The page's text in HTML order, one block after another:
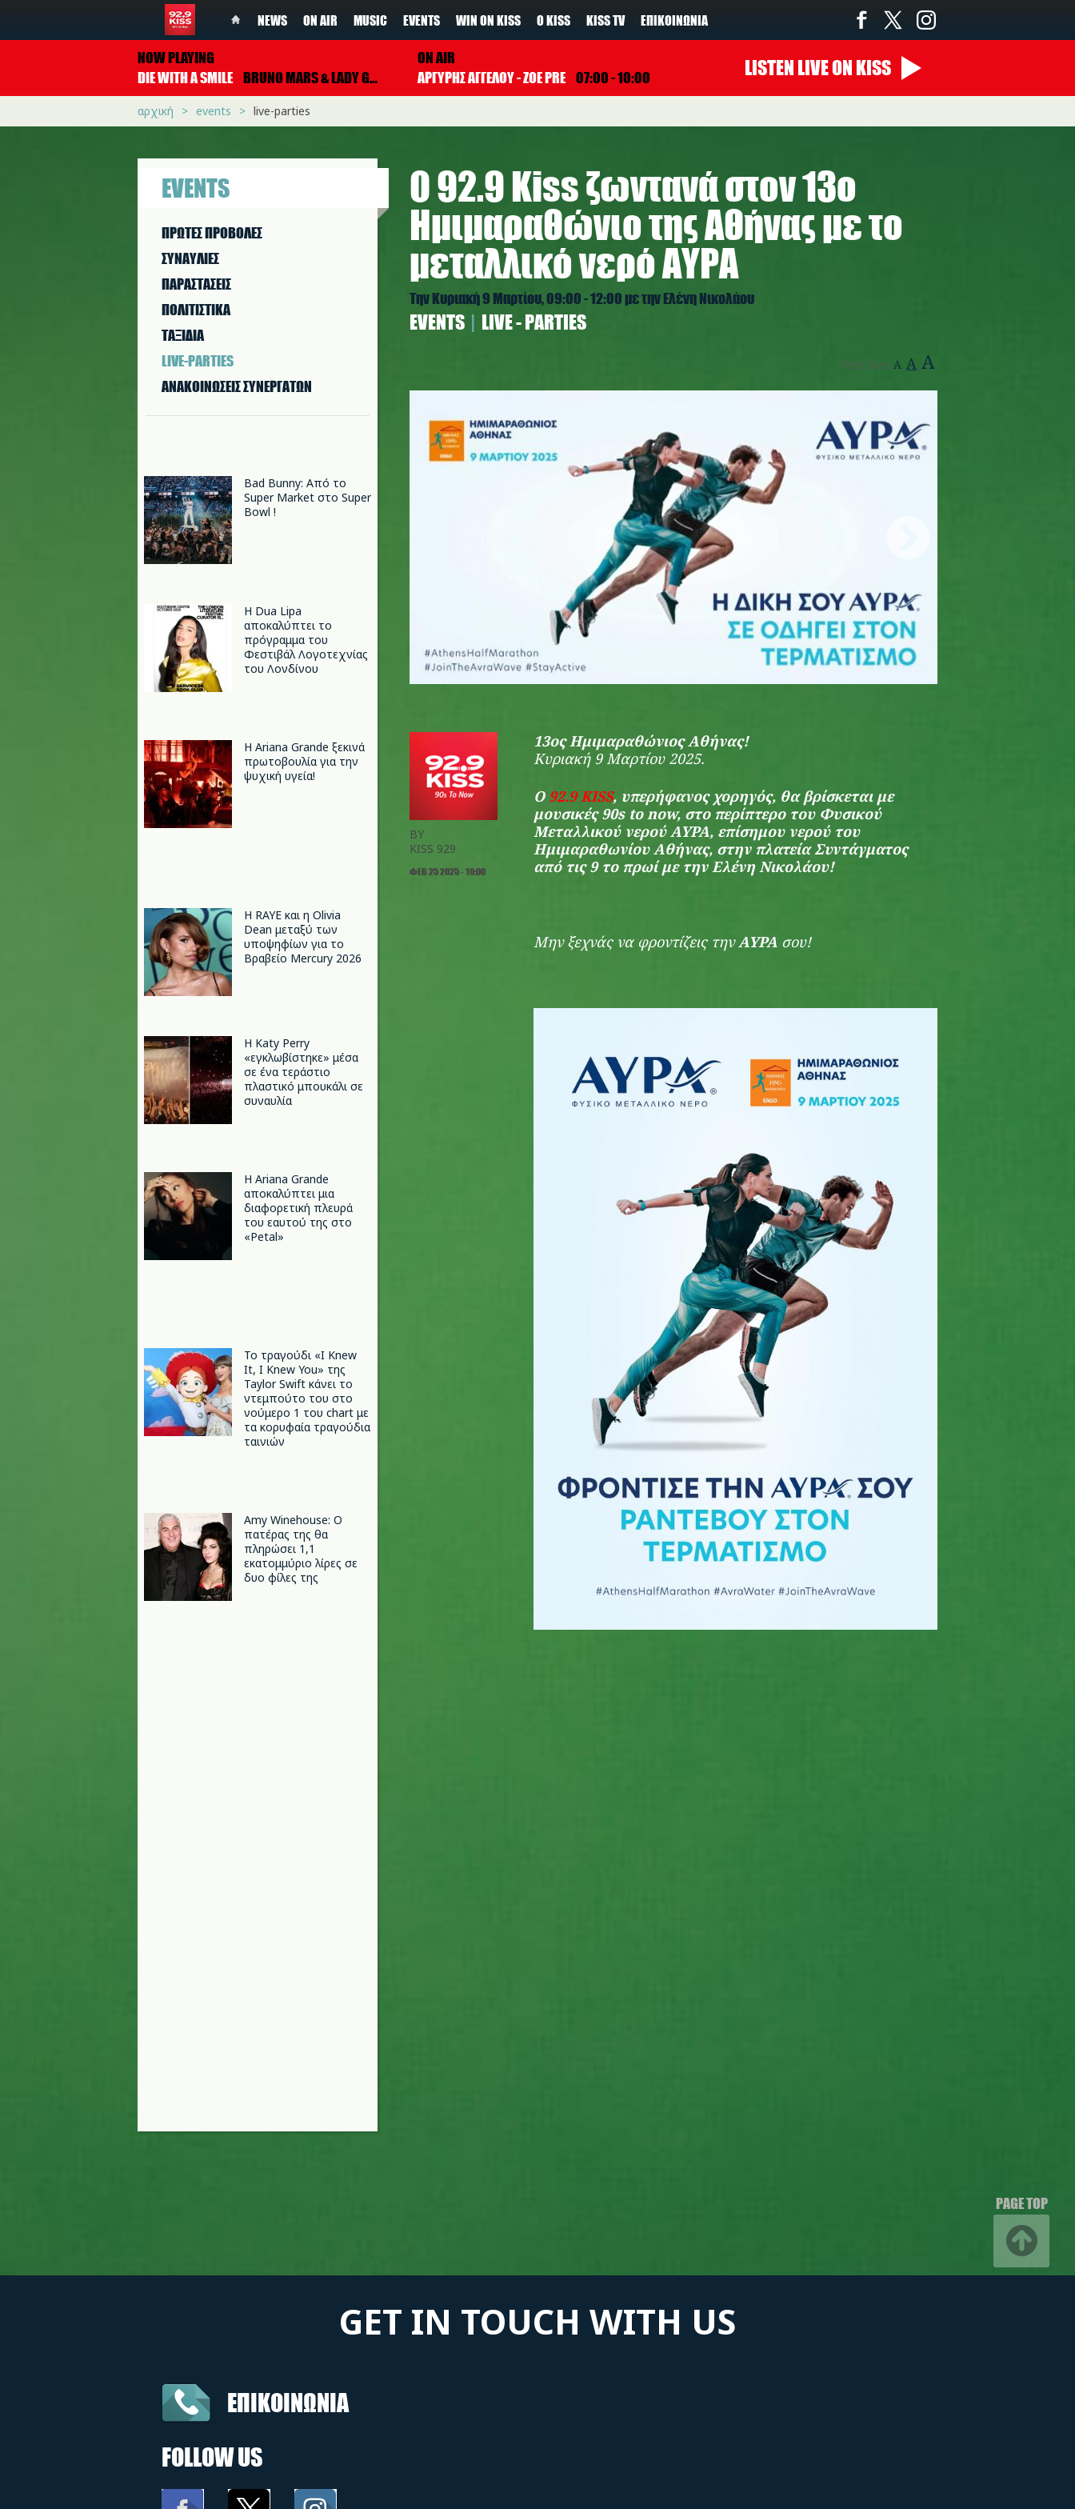
NEWS ON AIR MUSIC EVENTS WIN ON KISS Ο KISS KISS TV ΕΠΙΚΟΙΝΩΝΊΑ
NOW PLAYING
DIE WITH A SMILE BRUNO MARS & LADY GAGA
ON AIR
ΑΡΓΥΡΗΣ ΑΓΓΕΛΟΥ - ZOE PRE 07:00 - 10:00 LISTEN LIVEON KISS
αρχική events live-parties
EVENTS
ΠΡΩΤΕΣ ΠΡΟΒΟΛΕΣ
ΣΥΝΑΥΛΙΕΣ
ΠΑΡΑΣΤAΣΕΙΣ
ΠΟΛΙΤΙΣΤΙΚA
ΤΑΞΙΔΙΑ
LIVE-PARTIES
ΑΝΑΚΟΙΝΩΣΕΙΣ ΣΥΝΕΡΓΑΤΩΝ
Bad Bunny: Από το
Super Market στο Super
Bowl !
Η Dua Lipa
αποκαλύπτει το
πρόγραμμα του
Φεστιβάλ Λογοτεχνίας
του Λονδίνου
Η Ariana Grande ξεκινά
πρωτοβουλία για την
ψυχική υγεία!
Η RAYE και η Olivia
Dean μεταξύ των
υποψηφίων για το
Βραβείο Mercury 2026
H Katy Perry
«εγκλωβίστηκε» μέσα
σε ένα τεράστιο
πλαστικό μπουκάλι σε
συναυλία
Η Ariana Grande
αποκαλύπτει μια
διαφορετική πλευρά
του εαυτού της στο
«Petal»
Το τραγούδι «I Knew
It, I Knew You» της
Taylor Swift κάνει το
ντεμπούτο του στο
νούμερο 1 του chart με
τα κορυφαία τραγούδια
ταινιών
Amy Winehouse: Ο
πατέρας της θα
πληρώσει 1,1
εκατομμύριο λίρες σε
δυο φίλες της
Ο 92.9 Kiss ζωντανά στον 13ο
Ημιμαραθώνιο της Αθήνας με το
μεταλλικό νερό ΑΥΡΑ
Την Κυριακή 9 Μαρτίου, 09:00 - 12:00 με την Ελένη Νικολάου
EVENTS LIVE - PARTIES
Text Size: A A A
png_3.jpg
BY
KISS 929
ΦΕΒ 25 2025 - 10:00
13ος Ημιμαραθώνιος Αθήνας!
Κυριακή 9 Μαρτίου 2025.
Ο 92.9 KISS, υπερήφανος χορηγός, θα βρίσκεται με
μουσικές 90s to now, στο περίπτερο του Φυσικού
Μεταλλικού νερού ΑΥΡΑ, επίσημου νερού του
Ημιμαραθωνίου Αθήνας, στην πλατεία Συντάγματος
από τις 9 το πρωί με την Ελένη Νικολάου!
Μην ξεχνάς να φροντίζεις τηνΑΥΡΑ σου!
PAGE TOP
GET IN TOUCH WITH US
ΕΠΙΚΟΙΝΩΝΙΑ
FOLLOW US